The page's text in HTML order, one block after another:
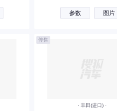
参数 图片
· 丰田(进口) ·
停售